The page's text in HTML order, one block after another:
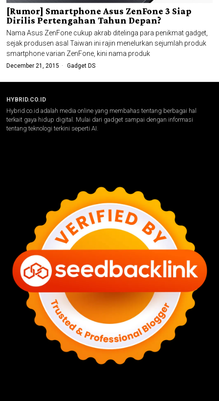
[Rumor] Smartphone Asus ZenFone 3 Siap
Dirilis Pertengahan Tahun Depan?
Nama Asus ZenFone cukup akrab ditelinga para penikmat gadget,
sejak produsen asal Taiwan ini rajin menelurkan sejumlah produk
smartphone varian ZenFone, kini nama produk
December 21, 2015 Gadget DS
HYBRID.CO.ID
Hybrid.co.id adalah media online yang membahas tentang berbagai hal
terkait gaya hidup digital. Mulai dari gadget sampai dengan informasi
tentang teknologi terkini seperti AI.